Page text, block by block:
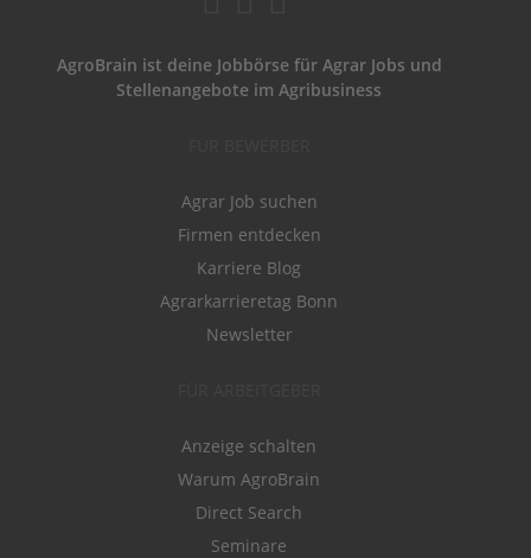
AgroBrain ist deine Jobbörse für Agrar Jobs und
Stellenangebote im Agribusiness
Agrar Job suchen
Firmen entdecken
Karriere Blog
Agrarkarrieretag Bonn
Newsletter
Anzeige schalten
Warum AgroBrain
Direct Search
Seminare